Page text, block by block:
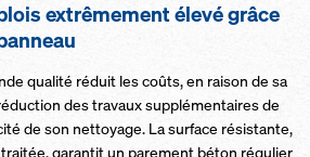
extrêmement élevé grâce
qualité réduit les coûts, en raison de sa
des travaux supplémentaires de
de son nettoyage. La surface résistante,
garantit un parement béton régulier